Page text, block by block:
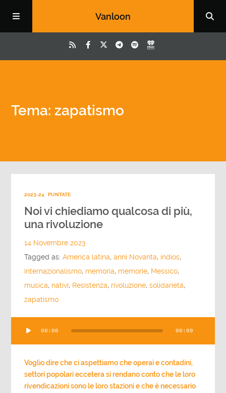
Vanloon
Tema: zapatismo
2023-24 PUNTATE
Noi vi chiediamo qualcosa di più,
una rivoluzione
14 Novembre 2023
Tagged as:America latina,anni Novanta, indios,
internazionalismo, memoria, memorie, Messico,
musica, nativi, Resistenza, rivoluzione,solidarietà,
zapatismo
Player
00:00 00:00
Voglio dire che ci aspettiamo che operai e contadini,
settori popolari eccetera si rendano conto che le loro
rivendicazioni sono le loro stazioni e che è necessario